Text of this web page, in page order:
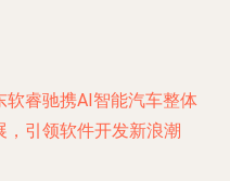
软睿驰携AI智能汽车整体
引领软件开发新浪潮